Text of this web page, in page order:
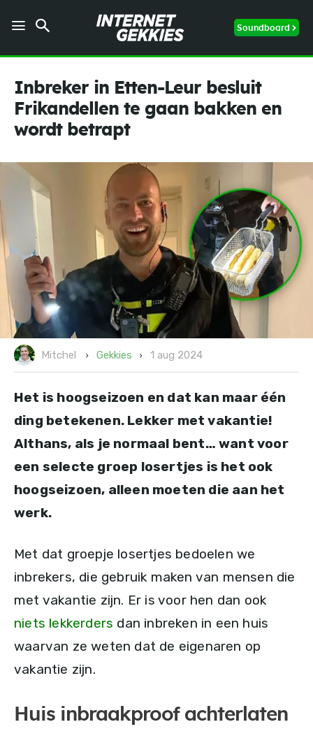
Soundboard
Inbreker in Etten-Leur besluit
Frikandellen te gaan bakken en
wordt betrapt
Mitchel Gekkies 1 aug 2024
Het is hoogseizoen en dat kan maar één
ding betekenen. Lekker met vakantie!
Althans, als je normaal bent… want voor
een selecte groep losertjes is het ook
hoogseizoen, alleen moeten die aan het
werk.
Met dat groepje losertjes bedoelen we
inbrekers, die gebruik maken van mensen die
met vakantie zijn. Er is voor hen dan ook
niets lekkerders dan inbreken in een huis
waarvan ze weten dat de eigenaren op
vakantie zijn.
Huis inbraakproof achterlaten